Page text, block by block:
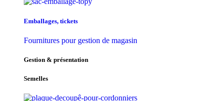
Emballages, tickets
Fournitures pour gestion de magasin
Gestion & présentation
Semelles